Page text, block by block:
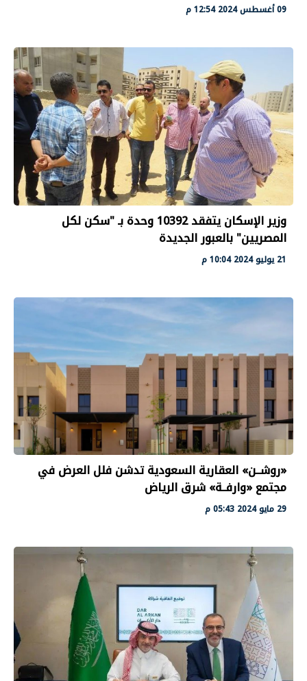
09 أغسطس 2024 12:54 م
وزير الإسكان يتفقد 10392 وحدة بـ "سكن لكل
المصريين" بالعبور الجديدة
21 يوليو 2024 10:04 م
«روشــن» العقارية السعودية تدشن فلل العرض في
مجتمع «وارفــة» شرق الرياض
29 مايو 2024 05:43 م